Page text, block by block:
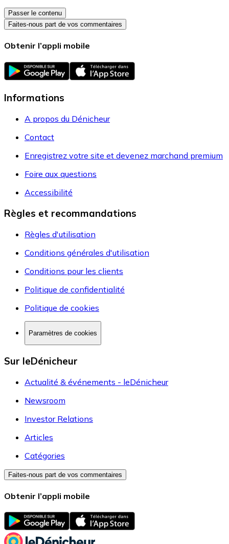
Passer le contenu
Faites-nous part de vos commentaires
Obtenir l’appli mobile
Informations
A propos du Dénicheur
Contact
Enregistrez votre site et devenez marchand premium
Foire aux questions
Accessibilité
Règles et recommandations
Règles d'utilisation
Conditions générales d'utilisation
Conditions pour les clients
Politique de confidentialité
Politique de cookies
Paramètres de cookies
Sur leDénicheur
Actualité & événements - leDénicheur
Newsroom
Investor Relations
Articles
Catégories
Faites-nous part de vos commentaires
Obtenir l’appli mobile